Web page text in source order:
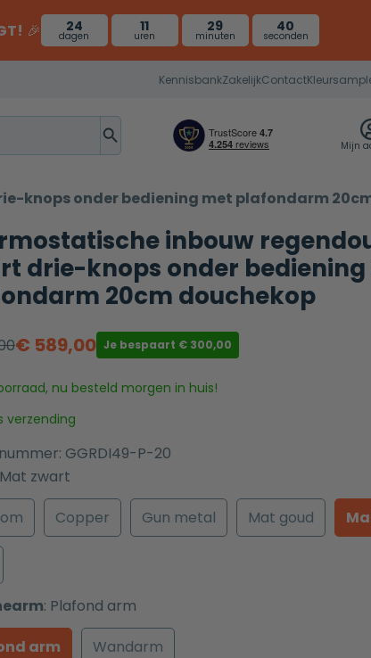
🎉 24
dagen
11
uren
29
minuten
39
seconden
KennisbankZakelijkContact
Mijn
knops onder bediening met plafondarm
inbouw
drie-knops onder
20cm douchekop
€ 589,00 Je bespaart €300,00
nu besteld morgen in huis!
verzending
GGRDI49-P-20
Mat zwart
Copper Gun metal Mat goud
: Plafond arm
arm
Wandarm